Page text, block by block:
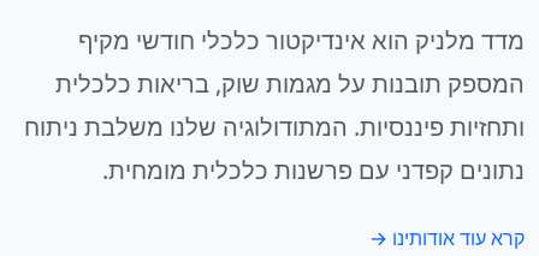
מדד מלניק הוא אינדיקטור כלכלי חודשי מקיף
המספק תובנות על מגמות שוק, בריאות כלכלית
ותחזיות פיננסיות. המתודולוגיה שלנו משלבת ניתוח
נתונים קפדני עם פרשנות כלכלית מומחית.
קרא עוד אודותינו →